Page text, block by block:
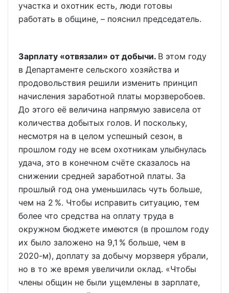
участка и охотник есть, люди готовы
работать в общине, – пояснил председатель.
Зарплату «отвязали» от добычи. В этом году
в Департаменте сельского хозяйства и
продовольствия решили изменить принцип
начисления заработной платы морзверобоев.
До этого её величина напрямую зависела от
количества добытых голов. И поскольку,
несмотря на в целом успешный сезон, в
прошлом году не всем охотникам улыбнулась
удача, это в конечном счёте сказалось на
снижении средней заработной платы. За
прошлый год она уменьшилась чуть больше,
чем на 2 %. Чтобы исправить ситуацию, тем
более что средства на оплату труда в
окружном бюджете имеются (в прошлом году
их было заложено на 9,1 % больше, чем в
2020-м), доплату за добычу морзверя убрали,
но в то же время увеличили оклад. «Чтобы
члены общин не были ущемлены в зарплате,